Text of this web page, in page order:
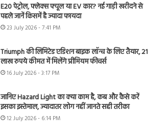
E20 पेट्रोल, फ्लेक्स फ्यूल या EV कार? नई गाड़ी खरीदने से
पहले जानें किसमें है ज्यादा फायदा
23 July 2026 - 7:41 PM
Triumph की लिमिटेड एडिशन बाइक लॉन्च के लिए तैयार, 21
लाख रुपये कीमत में मिलेंगे प्रीमियम फीचर्स
16 July 2026 - 3:17 PM
जानिए Hazard Light का क्या काम है, कब और कैसे करें
इसका इस्तेमाल, ज्यादातर लोग नहीं जानते सही तरीका
12 July 2026 - 6:14 PM